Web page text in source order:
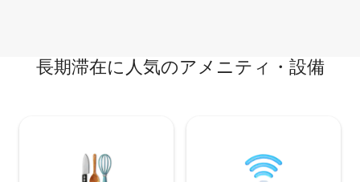
長期滞在に人気のアメニティ・設備